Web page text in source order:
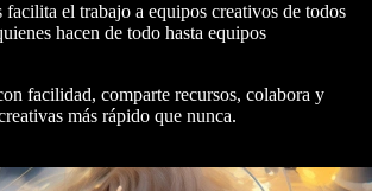
el trabajo a equipos creativos de todos
hacen de todo hasta equipos
facilidad, comparte recursos, colabora y
más rápido que nunca.